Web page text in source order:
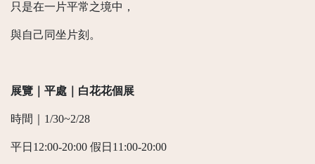
只是在一片平常之境中，
與自己同坐片刻。
展覽｜平處｜白花花個展
時間｜1/30~2/28
平日12:00-20:00 假日11:00-20:00